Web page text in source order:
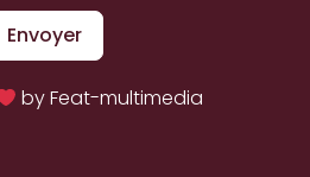
Envoyer
by Feat-multimedia